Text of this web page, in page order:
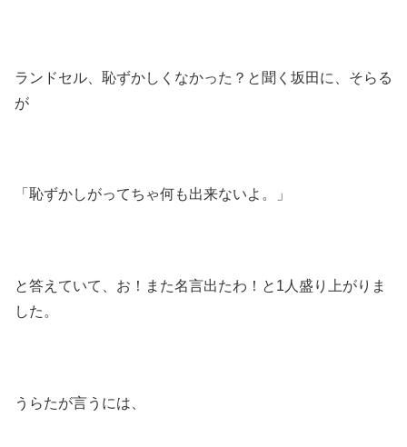
ランドセル、恥ずかしくなかった？と聞く坂田に、そらる
が
「恥ずかしがってちゃ何も出来ないよ。」
と答えていて、お！また名言出たわ！と1人盛り上がりま
した。
うらたが言うには、